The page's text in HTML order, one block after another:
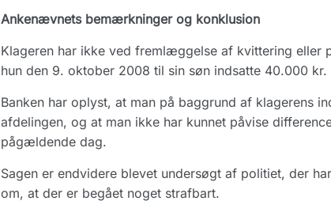
Ankenævnets bemærkninger og konklusion
Klageren har ikke ved fremlæggelse af kvittering eller
hun den 9. oktober 2008 til sin søn indsatte 40.000
Banken har oplyst, at man på baggrund af klagerens
afdelingen, og at man ikke har kunnet påvise
pågældende dag.
Sagen er endvidere blevet undersøgt af politiet, der
om, at der er begået noget strafbart.